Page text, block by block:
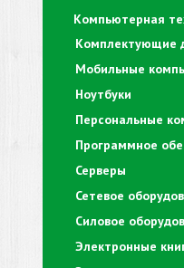
Компьютерная
Комплектующие
Мобильные
Ноутбуки
Персональные
Программное
Серверы
Сетевое
Силовое
Электронные